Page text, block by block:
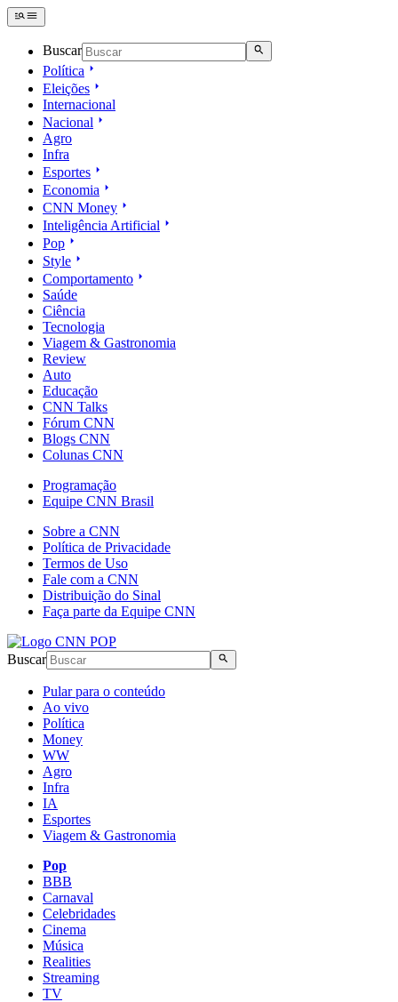
Buscar
Política
Eleições
Internacional
Nacional
Agro
Infra
Esportes
Economia
CNN Money
Inteligência Artificial
Pop
Style
Comportamento
Saúde
Ciência
Tecnologia
Viagem & Gastronomia
Review
Auto
Educação
CNN Talks
Fórum CNN
Blogs CNN
Colunas CNN
Programação
Equipe CNN Brasil
Sobre a CNN
Política de Privacidade
Termos de Uso
Fale com a CNN
Distribuição do Sinal
Faça parte da Equipe CNN
Buscar
Pular para o conteúdo
Ao vivo
Política
Money
WW
Agro
Infra
IA
Esportes
Viagem & Gastronomia
Pop
BBB
Carnaval
Celebridades
Cinema
Música
Realities
Streaming
TV